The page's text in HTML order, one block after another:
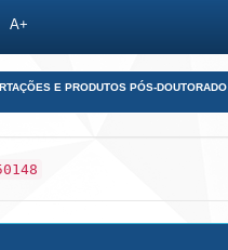
A+
E PRODUTOS PÓS-DOUTORADO